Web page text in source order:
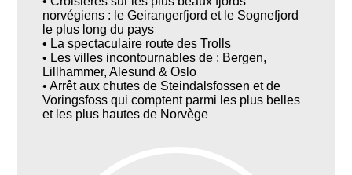
norvégiens : le Geirangerfjord et le Sognefjord
le plus long du pays
• La spectaculaire route des Trolls
• Les villes incontournables de : Bergen,
Lillhammer, Alesund & Oslo
• Arrêt aux chutes de Steindalsfossen et de
Voringsfoss qui comptent parmi les plus belles
et les plus hautes de Norvège